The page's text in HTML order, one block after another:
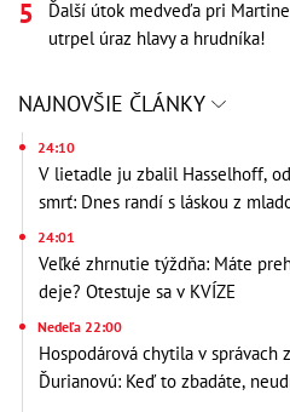
Ďalší útok medveďa pri
utrpel úraz hlavy a hrudníka!
NAJNOVŠIE ČLÁNKY
24:10
V lietadle ju zbalil Hasselhoff,
smrť: Dnes randí s láskou z
24:01
Veľké zhrnutie týždňa: Máte
deje? Otestuje sa v KVÍZE
Nedeľa 22:00
Hospodárová chytila v správach
Ďurianovú: Keď to zbadáte,